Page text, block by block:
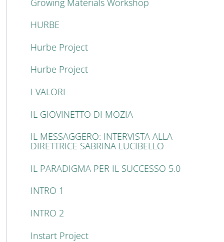
HURBE
Hurbe Project
Hurbe Project
I VALORI
IL GIOVINETTO DI MOZIA
IL MESSAGGERO: INTERVISTA ALLA
DIRETTRICE SABRINA LUCIBELLO
IL PARADIGMA PER IL SUCCESSO 5.0
INTRO 1
INTRO 2
Instart Project